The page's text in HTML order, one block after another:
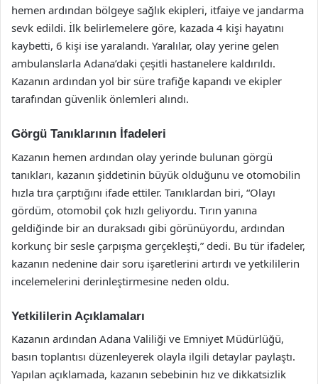
hemen ardından bölgeye sağlık ekipleri, itfaiye ve jandarma
sevk edildi. İlk belirlemelere göre, kazada 4 kişi hayatını
kaybetti, 6 kişi ise yaralandı. Yaralılar, olay yerine gelen
ambulanslarla Adana’daki çeşitli hastanelere kaldırıldı.
Kazanın ardından yol bir süre trafiğe kapandı ve ekipler
tarafından güvenlik önlemleri alındı.
Görgü Tanıklarının İfadeleri
Kazanın hemen ardından olay yerinde bulunan görgü
tanıkları, kazanın şiddetinin büyük olduğunu ve otomobilin
hızla tıra çarptığını ifade ettiler. Tanıklardan biri, “Olayı
gördüm, otomobil çok hızlı geliyordu. Tırın yanına
geldiğinde bir an duraksadı gibi görünüyordu, ardından
korkunç bir sesle çarpışma gerçekleşti,” dedi. Bu tür ifadeler,
kazanın nedenine dair soru işaretlerini artırdı ve yetkililerin
incelemelerini derinleştirmesine neden oldu.
Yetkililerin Açıklamaları
Kazanın ardından Adana Valiliği ve Emniyet Müdürlüğü,
basın toplantısı düzenleyerek olayla ilgili detaylar paylaştı.
Yapılan açıklamada, kazanın sebebinin hız ve dikkatsizlik